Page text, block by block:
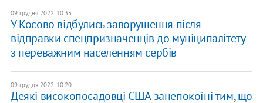
09 грудня 2022, 10:33
У Косово відбулись заворушення після
відправки спецпризначенців до муніципалітету
з переважним населенням сербів
09 грудня 2022, 10:20
​Деякі високопосадовці США занепокоїні тим, що